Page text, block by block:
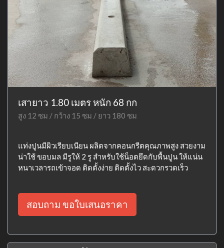
เสายาว 1.80 เมตร หนัก 68 กก
สูง 12 ซม / กว้าง 15 ซม / ยาว 180 ซม
แท่งปูนมีผิวเรียบเนียน ผลิตจากคอนกรีตคุณภาพสูง สวยงาม
น่าใช้ ขอบมล มีรูให้ 2 รู สำหรับใช้น็อตยึดกับพื้นปูน ให้แน่น
หนาเวลารถเข้าจอด ติดตั้งง่าย ติดตั้งไว สะดวกรวดเร็ว
สอบถาม ขอใบเสนอราคา